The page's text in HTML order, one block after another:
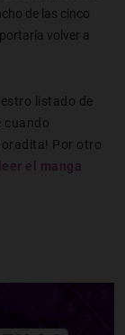
de las cinco
volver a
listado de
cuando
Por otro
leer el manga